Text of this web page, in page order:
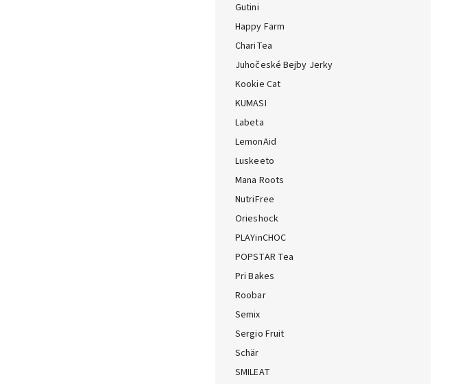
Gutini
Happy Farm
ChariTea
Juhočeské Bejby Jerky
Kookie Cat
KUMASI
Labeta
LemonAid
Luskeeto
Mana Roots
NutriFree
Orieshock
PLAYinCHOC
POPSTAR Tea
Pri Bakes
Roobar
Semix
Sergio Fruit
Schär
SMILEAT